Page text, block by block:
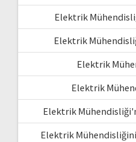
Elektrik
Elektrik
Elektrik
Elektrik
Elektrik
Elektrik